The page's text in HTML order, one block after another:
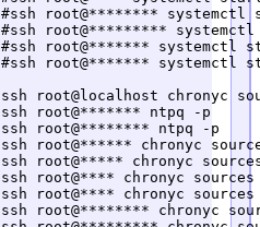
#ssh root@******** systemctl
#ssh root@*********
#ssh root@******* systemctl
#ssh root@******* systemctl
ssh root@localhost chronyc
ssh root@******* ntpq -p
ssh root@******** ntpq -p
ssh root@****** chronyc
ssh root@***** chronyc
ssh root@**** chronyc sources
ssh root@**** chronyc sources
ssh root@******** chronyc